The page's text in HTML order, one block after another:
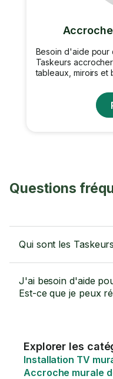
Besoin d'aide pour
Taskeurs
tableaux, miroirs et
Questions
Qui sont les
J'ai besoin d'aide
Est-ce que je peux
Explorer les
Installation TV
Accroche murale